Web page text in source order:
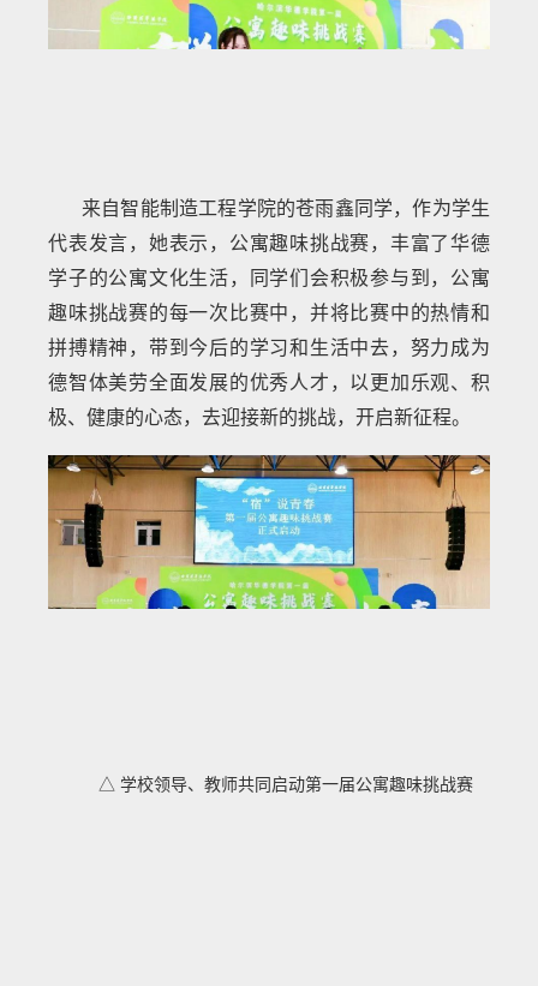
来自智能制造工程学院的苍雨鑫同学，作为学生
代表发言，她表示，公寓趣味挑战赛，丰富了华德
学子的公寓文化生活，同学们会积极参与到，公寓
趣味挑战赛的每一次比赛中，并将比赛中的热情和
拼搏精神，带到今后的学习和生活中去，努力成为
德智体美劳全面发展的优秀人才，以更加乐观、积
极、健康的心态，去迎接新的挑战，开启新征程。
△ 学校领导、教师共同启动第一届公寓趣味挑战赛